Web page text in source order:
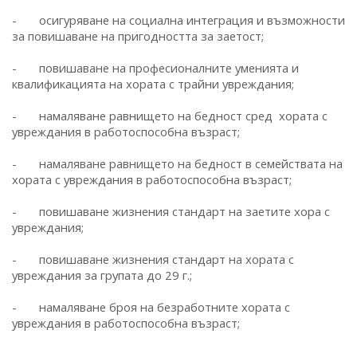
- осигуряване на социална интеграция и възможности
за повишаване на пригодността за заетост;
- повишаване на професионалните уменията и
квалификацията на хората с трайни увреждания;
- намаляване равнището на бедност сред хората с
увреждания в работоспособна възраст;
- намаляване равнището на бедност в семействата на
хората с увреждания в работоспособна възраст;
- повишаване жизнения стандарт на заетите хора с
увреждания;
- повишаване жизнения стандарт на хората с
увреждания за групата до 29 г.;
- намаляване броя на безработните хората с
увреждания в работоспособна възраст;